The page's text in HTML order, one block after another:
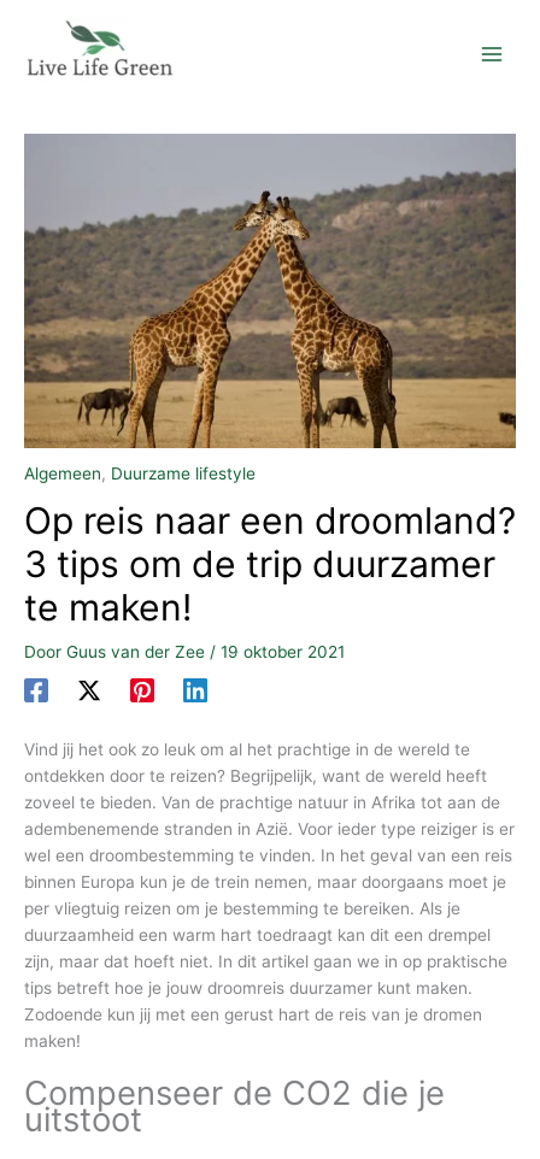
Algemeen, Duurzame lifestyle
Op reis naar een droomland?
3 tips om de trip duurzamer
te maken!
Door Guus van der Zee / 19 oktober 2021
Vind jij het ook zo leuk om al het prachtige in de wereld te
ontdekken door te reizen? Begrijpelijk, want de wereld heeft
zoveel te bieden. Van de prachtige natuur in Afrika tot aan de
adembenemende stranden in Azië. Voor ieder type reiziger is er
wel een droombestemming te vinden. In het geval van een reis
binnen Europa kun je de trein nemen, maar doorgaans moet je
per vliegtuig reizen om je bestemming te bereiken. Als je
duurzaamheid een warm hart toedraagt kan dit een drempel
zijn, maar dat hoeft niet. In dit artikel gaan we in op praktische
tips betreft hoe je jouw droomreis duurzamer kunt maken.
Zodoende kun jij met een gerust hart de reis van je dromen
maken!
Compenseer de CO2 die je
uitstoot